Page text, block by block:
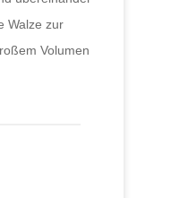
Walze zur
Volumen